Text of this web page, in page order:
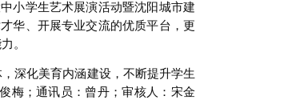
小学生艺术展演活动暨沈阳城市建
华、开展专业交流的优质平台，更
。
深化美育内涵建设，不断提升学生
梅；通讯员：曾丹；审核人：宋金